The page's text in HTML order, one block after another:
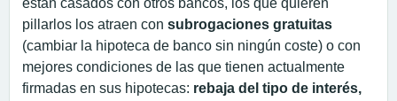
están casados con otros bancos, los que quieren
pillarlos los atraen con subrogaciones gratuitas
(cambiar la hipoteca de banco sin ningún coste) o con
mejores condiciones de las que tienen actualmente
firmadas en sus hipotecas: rebaja del tipo de interés,